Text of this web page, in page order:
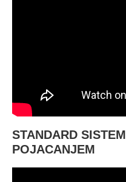
STANDARD
POJACANJEM